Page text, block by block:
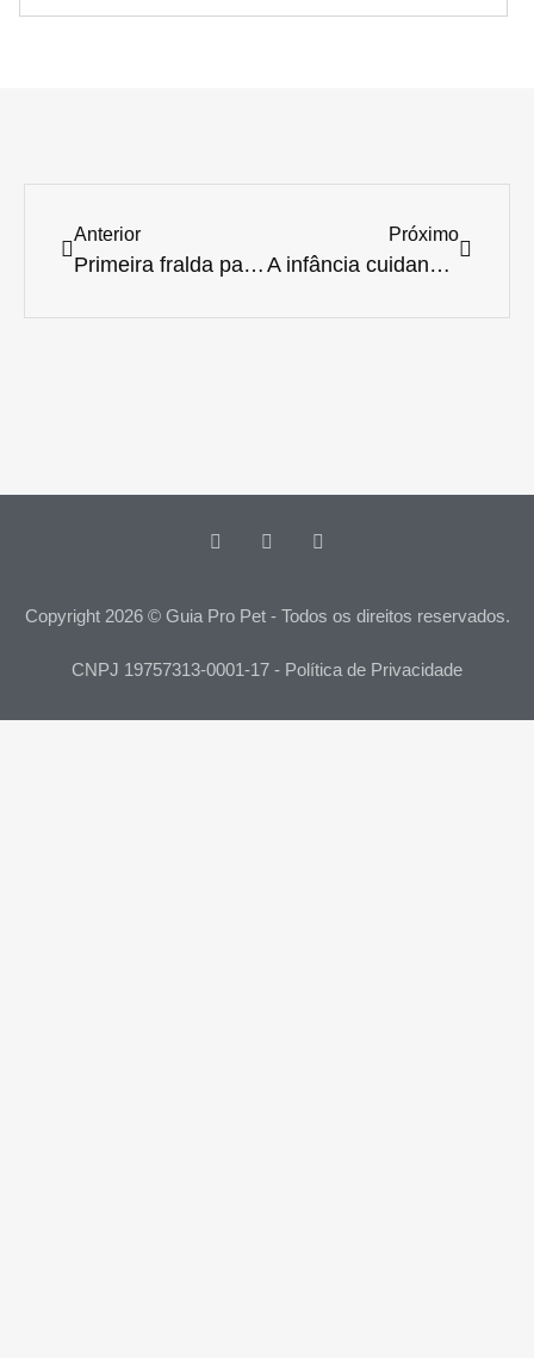
Anterior
Primeira fralda para cães do mundo é uma criação da Dog’s Care
Próximo
A infância cuidando de gatos direcionou a oportunidade de negócios
Copyright 2026 © Guia Pro Pet - Todos os direitos reservados.
CNPJ 19757313-0001-17 - Política de Privacidade